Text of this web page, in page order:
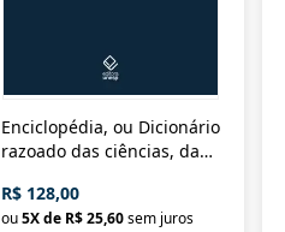
Enciclopédia, ou Dicionário
razoado das ciências, das
Civilização material
R$ 128,00
ou5X de R$ 25,60sem juros